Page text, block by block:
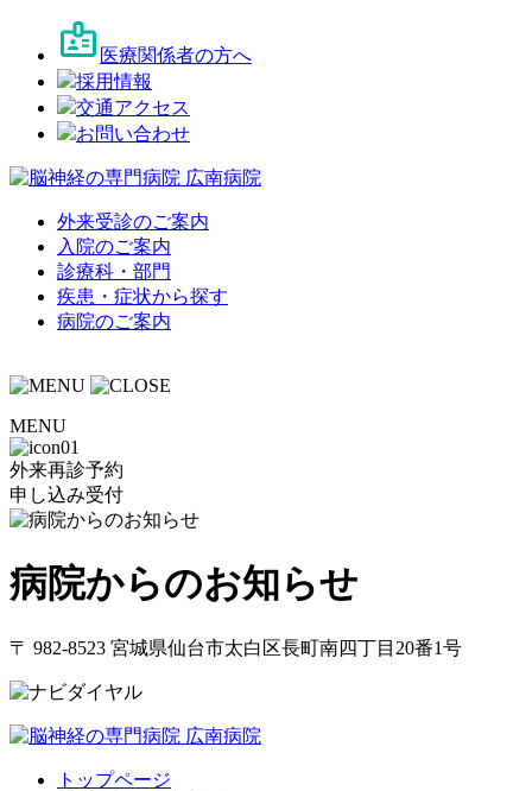
医療関係者の方へ
採用情報
交通アクセス
お問い合わせ
外来受診のご案内
入院のご案内
診療科・部門
疾患・症状から探す
病院のご案内
MENU
外来再診予約
申し込み受付
病院からのお知らせ
〒 982-8523 宮城県仙台市太白区長町南四丁目20番1号
トップページ